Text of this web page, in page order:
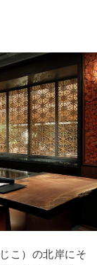
こ）の北岸にそ